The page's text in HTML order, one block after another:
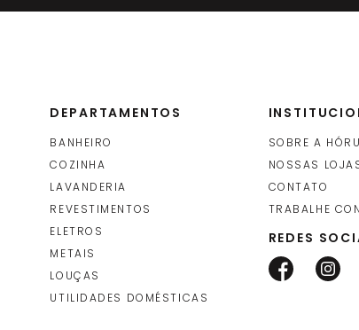
DEPARTAMENTOS
BANHEIRO
COZINHA
LAVANDERIA
REVESTIMENTOS
ELETROS
METAIS
LOUÇAS
UTILIDADES DOMÉSTICAS
SOBRE A
NOSSAS
CONTATO
TRABALHE
REDES